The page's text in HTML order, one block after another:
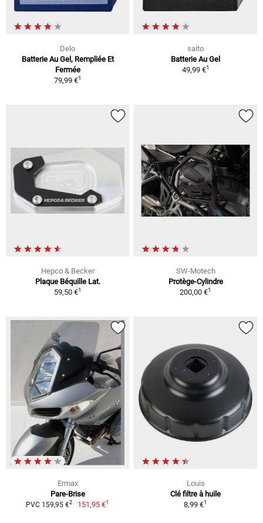
Delo
Batterie Au Gel, Rempliée Et
Fermée
79,99 €1
saito
Batterie Au Gel
49,99 €1
Hepco & Becker
Plaque Béquille Lat.
59,50 €1
SW-Motech
Protège-Cylindre
200,00 €1
Ermax
Pare-Brise
PVC 159,95 €2 151,95 €1
Louis
Clé filtre à huile
8,99 €1